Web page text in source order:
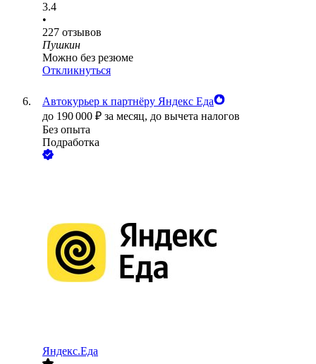
3.4
•
227 отзывов
Пушкин
Можно без резюме
Откликнуться
Автокурьер к партнёру Яндекс Еда
до 190 000 ₽ за месяц, до вычета налогов
Без опыта
Подработка
Яндекс.Еда